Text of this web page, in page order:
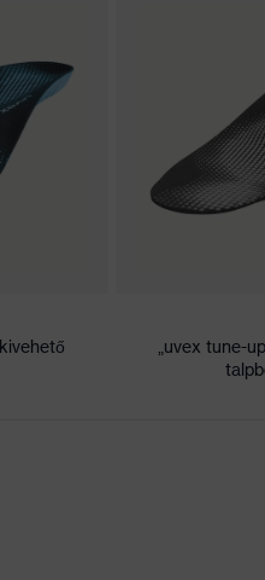
köztes betét
„uvex tune-